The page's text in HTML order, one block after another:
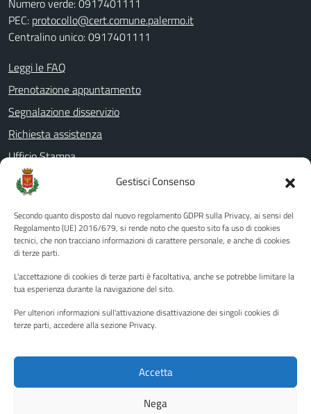
Gestisci Consenso
Secondo quanto disposto dal nuovo regolamento GDPR sulla Privacy, ai sensi del
Regolamento (UE) 2016/679, si rende noto che questo sito fa uso di cookies
tecnici, che non tracciano informazioni di carattere personale, e anche di cookies
di terze parti.
L'accettazione di cookies di terze parti è facoltativa, anche se potrebbe limitare la
tua esperienza durante la navigazione del sito.
Per ulteriori informazioni sull'attivazione disattivazione dei singoli cookies di
terze parti, accedere alla sezione Privacy.
Accetta
Nega
Numero verde: 0917401111
PEC: protocollo@cert.comune.palermo.it
Centralino unico: 0917401111
Leggi le FAQ
Prenotazione appuntamento
Segnalazione disservizio
Richiesta assistenza
Ufficio Stampa
Amministrazione Trasparente
Albo pretorio
Informativa privacy
Note legali
Piano di miglioramento del sito
Instagram